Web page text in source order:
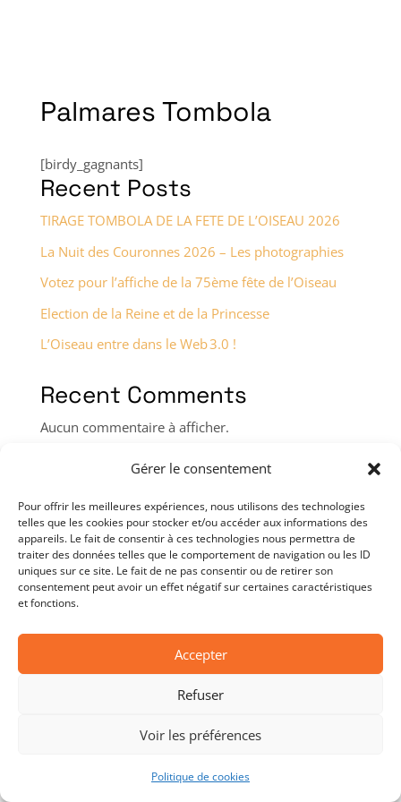
Gérer le consentement
Pour offrir les meilleures expériences, nous utilisons des technologies
telles que les cookies pour stocker et/ou accéder aux informations des
appareils. Le fait de consentir à ces technologies nous permettra de
traiter des données telles que le comportement de navigation ou les ID
uniques sur ce site. Le fait de ne pas consentir ou de retirer son
consentement peut avoir un effet négatif sur certaines caractéristiques
et fonctions.
Accepter
Refuser
Voir les préférences
Politique de cookies
Palmares Tombola
[birdy_gagnants]
Recent Posts
TIRAGE TOMBOLA DE LA FETE DE L’OISEAU 2026
La Nuit des Couronnes 2026 – Les photographies
Votez pour l’affiche de la 75ème fête de l’Oiseau
Election de la Reine et de la Princesse
L’Oiseau entre dans le Web 3.0 !
Recent Comments
Aucun commentaire à afficher.
Copyright © 2026 Les Chevaliers de l’Oiseau.
Mentions légales